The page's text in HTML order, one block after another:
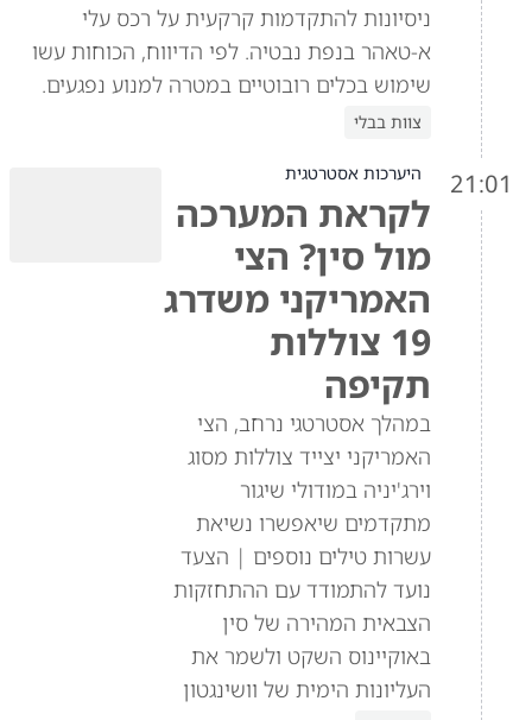
ניסיונות להתקדמות קרקעית על רכס עלי
א-טאהר בנפת נבטיה. לפי הדיווח, הכוחות עשו
שימוש בכלים רובוטיים במטרה למנוע נפגעים.
צוות בבלי
21:01 היערכות אסטרטגית
לקראת המערכה
מול סין? הצי
האמריקני משדרג
19 צוללות
תקיפה
במהלך אסטרטגי נרחב, הצי
האמריקני יצייד צוללות מסוג
וירג'יניה במודולי שיגור
מתקדמים שיאפשרו נשיאת
עשרות טילים נוספים | הצעד
נועד להתמודד עם ההתחזקות
הצבאית המהירה של סין
באוקיינוס השקט ולשמר את
העליונות הימית של וושינגטון